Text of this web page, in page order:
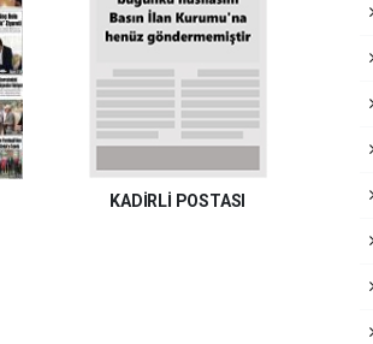
KADİRLİ POSTASI